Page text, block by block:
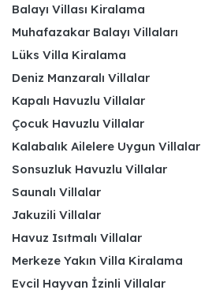
Balayı Villası Kiralama
Muhafazakar Balayı Villaları
Lüks Villa Kiralama
Deniz Manzaralı Villalar
Kapalı Havuzlu Villalar
Çocuk Havuzlu Villalar
Kalabalık Ailelere Uygun Villalar
Sonsuzluk Havuzlu Villalar
Saunalı Villalar
Jakuzili Villalar
Havuz Isıtmalı Villalar
Merkeze Yakın Villa Kiralama
Evcil Hayvan İzinli Villalar